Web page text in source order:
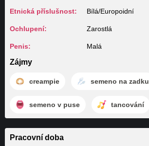
Etnická příslušnost: Bílá/Europoidní
Ochlupení: Zarostlá
Penis: Malá
Zájmy
creampie semeno na zadku
semeno v puse tancování
Pracovní doba